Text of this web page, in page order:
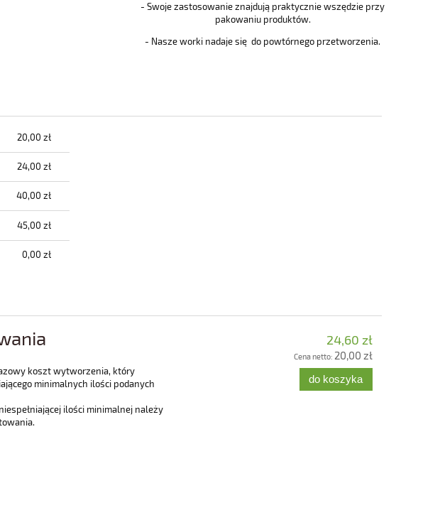
- Swoje zastosowanie znajdują praktycznie wszędzie przy
pakowaniu produktów.
- Nasze worki nadaje się do powtórnego przetworzenia.
kosztów
20,00 zł
24,00 zł
40,00 zł
45,00 zł
0,00 zł
koszt wytworzenia, który
minimalnych ilości podanych
ilości minimalnej należy
24,60 zł
Cena netto: 20,00 zł
do koszyka